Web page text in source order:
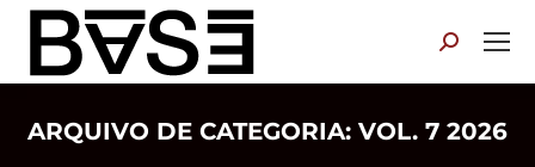
Search:
ARQUIVO DE CATEGORIA: VOL. 7 2026